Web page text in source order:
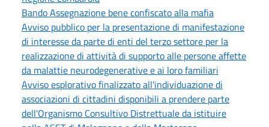
Bando Assegnazione bene confiscato alla mafia
Avviso pubblico per la presentazione di manifestazione
di interesse da parte di enti del terzo settore per la
realizzazione di attività di supporto alle persone affette
da malattie neurodegenerative e ai loro familiari
Avviso esplorativo finalizzato all'individuazione di
associazioni di cittadini disponibili a prendere parte
dell'Organismo Consultivo Distrettuale da istituire